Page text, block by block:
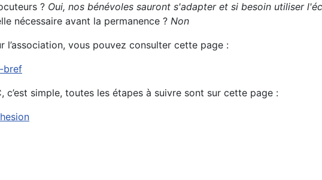
? Oui, nos bénévoles sauront s'adapter et si besoin utiliser
nécessaire avant la permanence ? Non
l’association, vous pouvez consulter cette page :
bref
c’est simple, toutes les étapes à suivre sont sur cette page :